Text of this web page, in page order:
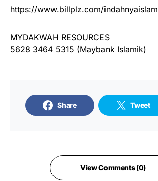
https://www.billplz.com/indahnyaislam
MYDAKWAH RESOURCES
5628 3464 5315 (Maybank Islamik)
Share Tweet
View Comments (0)